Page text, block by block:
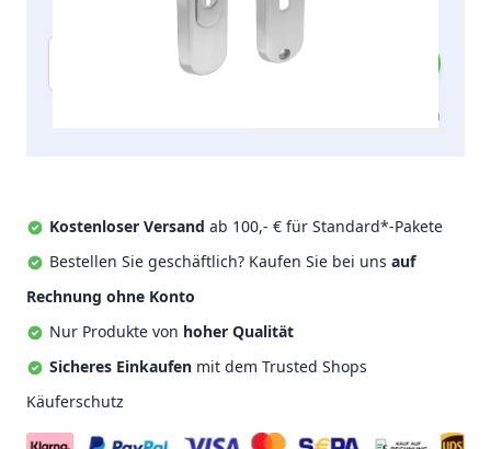
Menge
Zum Angebot hinzufügen
Kostenloser Versand ab 100,- € für Standard*-Pakete
Bestellen Sie geschäftlich? Kaufen Sie bei uns auf
Rechnung ohne Konto
Nur Produkte von hoher Qualität
Sicheres Einkaufen mit dem Trusted Shops
Käuferschutz